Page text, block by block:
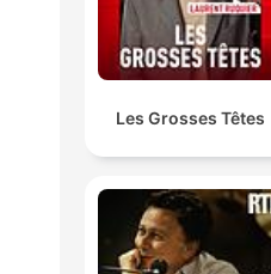
Les Grosses Têtes